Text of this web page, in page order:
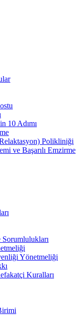
10 Adımı
Polikliniği
ve Başarılı Emzirme
Sorumlulukları
Yönetmeliği
Kuralları